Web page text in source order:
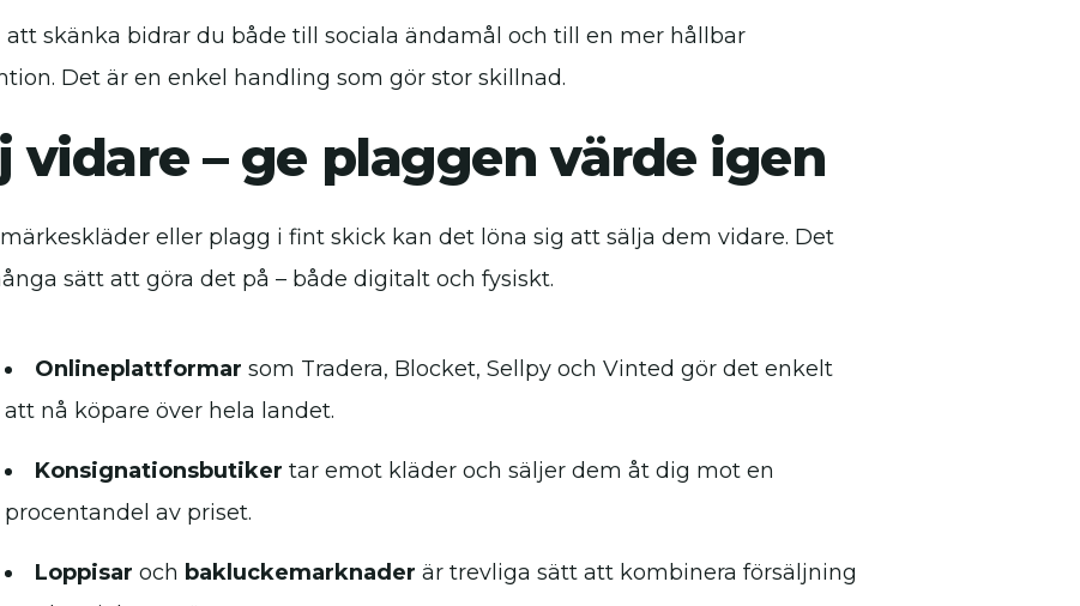
att skänka bidrar du både till sociala ändamål och till en mer hållbar
Det är en enkel handling som gör stor skillnad.
vidare – ge plaggen värde igen
eller plagg i fint skick kan det löna sig att sälja dem vidare. Det
sätt att göra det på – både digitalt och fysiskt.
Onlineplattformar som Tradera, Blocket, Sellpy och Vinted gör det enkelt
att nå köpare över hela landet.
Konsignationsbutiker tar emot kläder och säljer dem åt dig mot en
procentandel av priset.
Loppisar och bakluckemarknader är trevliga sätt att kombinera försäljning